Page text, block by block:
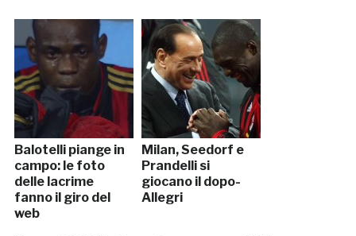
Balotelli piange in
campo: le foto
delle lacrime
fanno il giro del
web
Milan, Seedorf e
Prandelli si
giocano il dopo-
Allegri